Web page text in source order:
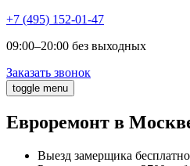
+7 (495) 152-01-47
09:00–20:00 без выходных
Заказать звонок
toggle menu
Евроремонт в
Выезд замерщика бесплатно